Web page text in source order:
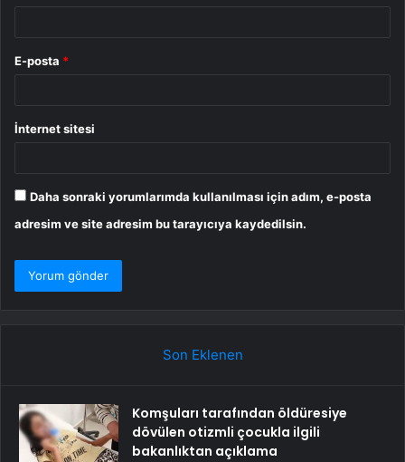
E-posta *
İnternet sitesi
Daha sonraki yorumlarımda kullanılması için adım, e-posta
adresim ve site adresim bu tarayıcıya kaydedilsin.
Son Eklenen
Komşuları tarafından öldüresiye
dövülen otizmli çocukla ilgili
bakanlıktan açıklama